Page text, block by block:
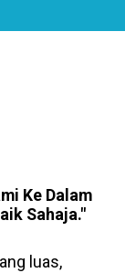
Ke Dalam
Sahaja."
luas,